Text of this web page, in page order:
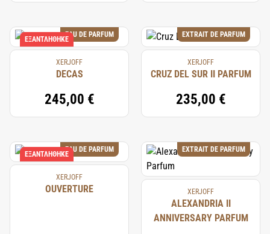
EAU DE PARFUM
ΕΞΑΝΤΛΉΘΗΚΕ
XERJOFF
DECAS
245,00 €
EXTRAIT DE PARFUM
XERJOFF
CRUZ DEL SUR II PARFUM
235,00 €
EAU DE PARFUM
ΕΞΑΝΤΛΉΘΗΚΕ
XERJOFF
OUVERTURE
EXTRAIT DE PARFUM
XERJOFF
ALEXANDRIA II
ANNIVERSARY PARFUM